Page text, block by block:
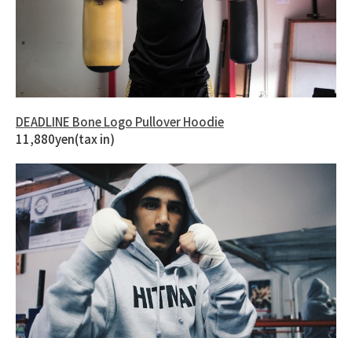
DEADLINE Bone Logo Pullover Hoodie
11,880yen(tax in)